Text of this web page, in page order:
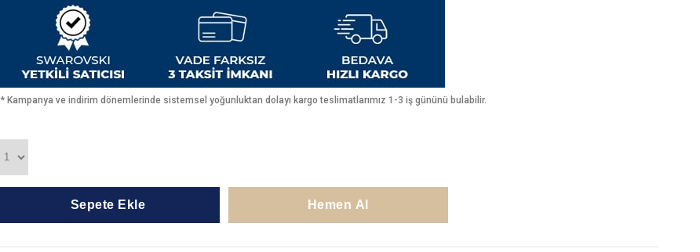
* Kampanya ve indirim dönemlerinde sistemsel yoğunluktan dolayı kargo teslimatlarımız 1-3 iş gününü bulabilir.